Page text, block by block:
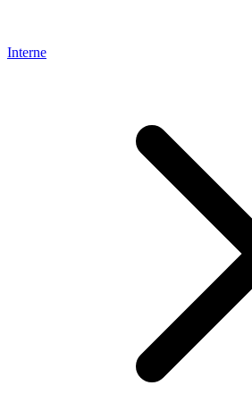
Interne